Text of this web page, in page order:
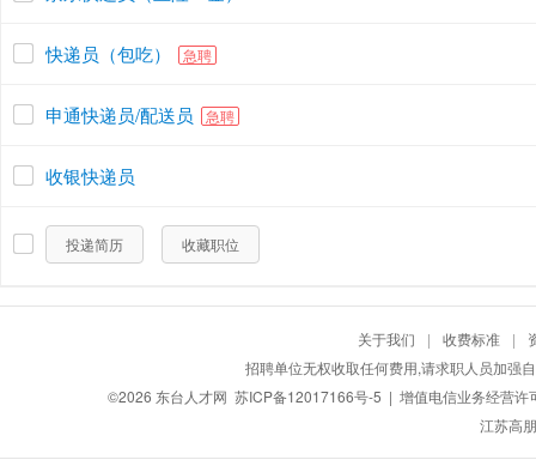
快递员（包吃） 急聘
申通快递员/配送员 急聘
收银快递员
投递简历 收藏职位
关于我们 | 收费标准 |
招聘单位无权收取任何费用,请求职人员加强
©2026 东台人才网 苏ICP备12017166号-5 | 增值电信业务经营
江苏高